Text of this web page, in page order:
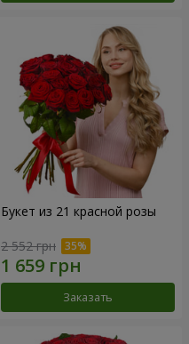
Букет из 21 красной розы
2 552 грн
Заказать